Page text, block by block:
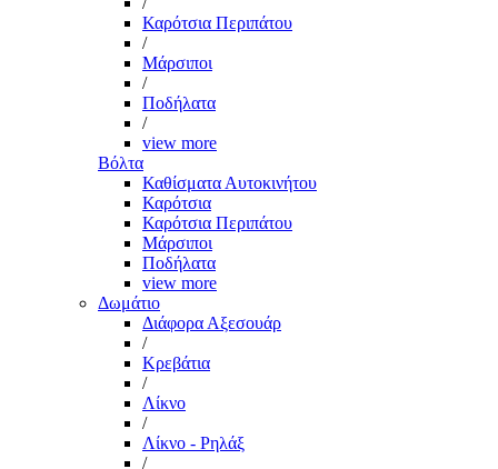
Καρότσια Περιπάτου
/
Μάρσιποι
/
Ποδήλατα
/
view more
Βόλτα
Καθίσματα Αυτοκινήτου
Καρότσια
Καρότσια Περιπάτου
Μάρσιποι
Ποδήλατα
view more
Δωμάτιο
Διάφορα Αξεσουάρ
/
Κρεβάτια
/
Λίκνο
/
Λίκνο - Ρηλάξ
/